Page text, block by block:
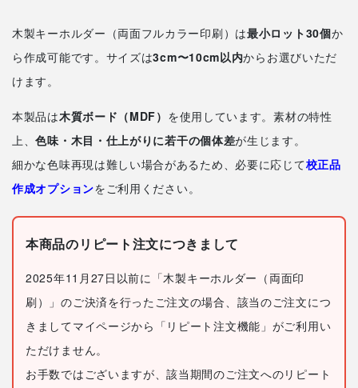
木製キーホルダー（両面フルカラー印刷）は最小ロット30個か
ら作成可能です。サイズは3cm〜10cm以内からお選びいただ
けます。
本製品は木質ボード（MDF） を使用しています。素材の特性
上、色味・木目・仕上がりに若干の個体差が生じます。
細かな色味再現は難しい場合があるため、必要に応じて校正品
作成オプションをご利用ください。
本商品のリピート注文につきまして
2025年11月27日以前に「木製キーホルダー（両面印
刷）」のご決済を行ったご注文の場合、該当のご注文につ
きましてマイページから「リピート注文機能」がご利用い
ただけません。
お手数ではございますが、該当期間のご注文へのリピート